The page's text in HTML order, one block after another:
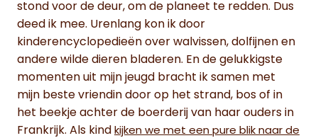
stond voor de deur, om de planeet te redden. Dus
deed ik mee. Urenlang kon ik door
kinderencyclopedieën over walvissen, dolfijnen en
andere wilde dieren bladeren. En de gelukkigste
momenten uit mijn jeugd bracht ik samen met
mijn beste vriendin door op het strand, bos of in
het beekje achter de boerderij van haar ouders in
Frankrijk. Als kind kijken we met een pure blik naar de